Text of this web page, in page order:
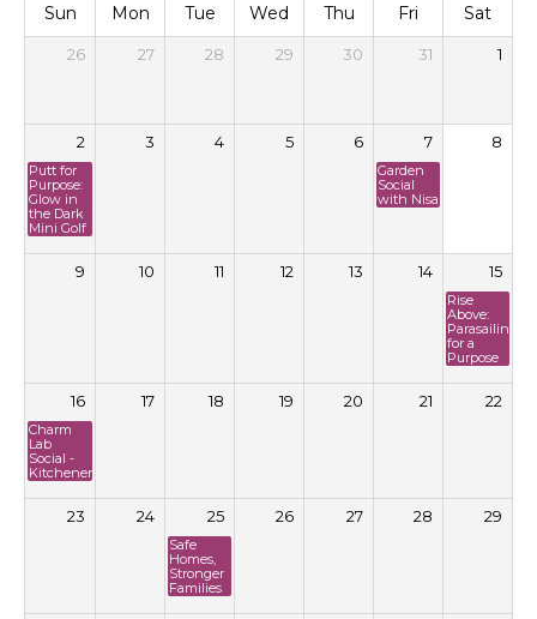
Sun Mon Tue Wed Thu Fri Sat
26 27 28 29 30 31 1
2
Putt for
Purpose:
Glow in
the Dark
Mini Golf
3 4 5 6 7
Garden
Social
with Nisa
8
9 10 11 12 13 14 15
Rise
Above:
Parasailing
for a
Purpose
16
Charm
Lab
Social -
Kitchener
17 18 19 20 21 22
23 24 25
Safe
Homes,
Stronger
Families
26 27 28 29